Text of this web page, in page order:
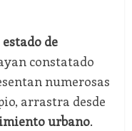
estado de
constatado
numerosas
arrastra desde
urbano.